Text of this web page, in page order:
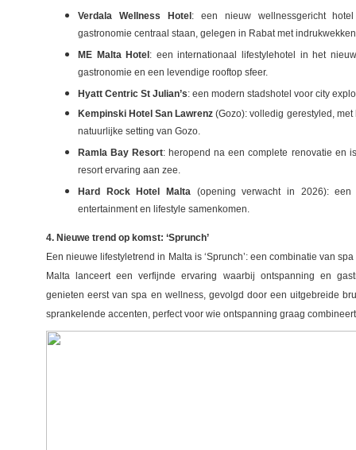
Verdala Wellness Hotel: een nieuw wellnessgericht
gastronomie centraal staan, gelegen in Rabat met
ME Malta Hotel: een internationaal lifestylehotel in het
gastronomie en een levendige rooftop sfeer.
Hyatt Centric St Julian’s: een modern stadshotel voor city
Kempinski Hotel San Lawrenz (Gozo): volledig gerestyled,
natuurlijke setting van Gozo.
Ramla Bay Resort: heropend na een complete renovatie en
resort ervaring aan zee.
Hard Rock Hotel Malta (opening verwacht in 2026):
entertainment en lifestyle samenkomen.
4. Nieuwe trend op komst: ‘Sprunch’
Een nieuwe lifestyletrend in Malta is ‘Sprunch’: een combinatie van
Malta lanceert een verfijnde ervaring waarbij ontspanning en
genieten eerst van spa en wellness, gevolgd door een uitgebreide
sprankelende accenten, perfect voor wie ontspanning graag